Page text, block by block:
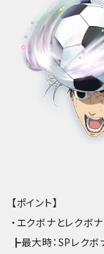
【ポイント】
・エクボナとレクボ
┣最大時：SPレク